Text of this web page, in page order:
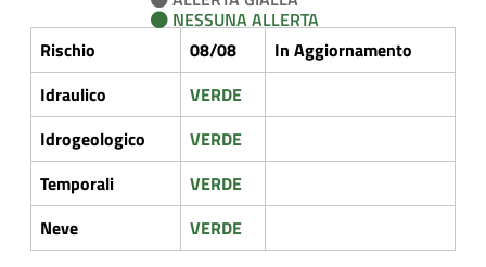
NESSUNA ALLERTA
Rischio
08/08
In Aggiornamento
Idraulico
VERDE
Idrogeologico
VERDE
Temporali
VERDE
Neve
VERDE